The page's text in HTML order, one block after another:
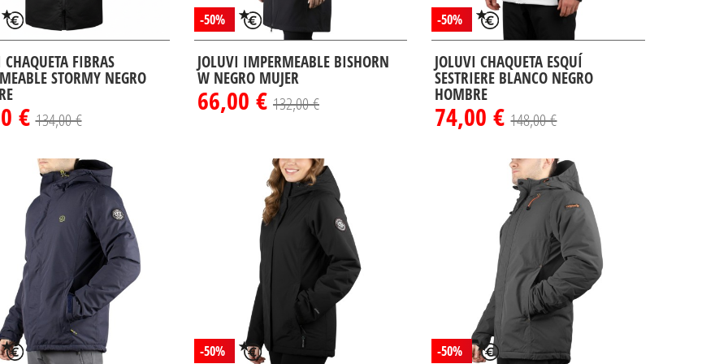
CHAQUETA FIBRAS
STORMY NEGRO
€134,00 €
-50%
JOLUVI IMPERMEABLE BISHORN
W NEGRO MUJER
66,00 € 132,00 €
-50%
JOLUVI CHAQUETA ESQUÍ
SESTRIERE BLANCO NEGRO
HOMBRE
74,00 €148,00 €
-50% -50%